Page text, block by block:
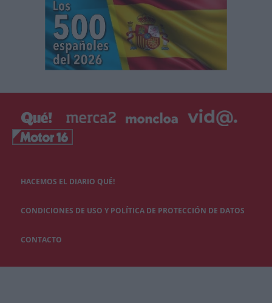
HACEMOS EL DIARIO QUÉ!
CONDICIONES DE USO Y POLÍTICA DE PROTECCIÓN DE DATOS
CONTACTO